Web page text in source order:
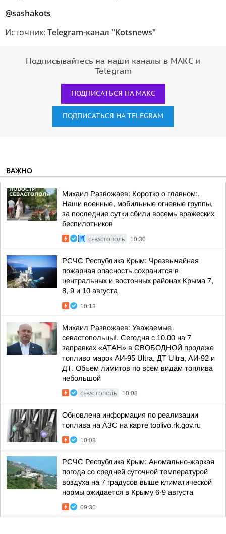
@sashakots
Источник: Telegram-канал "Kotsnews"
Подписывайтесь на наши каналы в МАКС и
Telegram
ПОДПИСАТЬСЯ НА МАКС
ПОДПИСАТЬСЯ НА TELEGRAM
ВАЖНО
Михаил Развожаев: Коротко о главном:.
Наши военные, мобильные огневые группы,
за последние сутки сбили восемь вражеских
беспилотников
СЕВАСТОПОЛЬ 10:30
РСЧС Республика Крым: Чрезвычайная
пожарная опасность сохранится в
центральных и восточных районах Крыма 7,
8, 9 и 10 августа
10:13
Михаил Развожаев: Уважаемые
севастопольцы!. Сегодня с 10.00 на 7
заправках «АТАН» в СВОБОДНОЙ продаже
топливо марок АИ-95 Ultra, ДТ Ultra, АИ-92 и
ДТ. Объем лимитов по всем видам топлива
небольшой
СЕВАСТОПОЛЬ 10:08
Обновлена информация по реализации
топлива на АЗС на карте toplivo.rk.gov.ru
10:08
РСЧС Республика Крым: Аномально-жаркая
погода со средней суточной температурой
воздуха на 7 градусов выше климатической
нормы ожидается в Крыму 6-9 августа
09:30